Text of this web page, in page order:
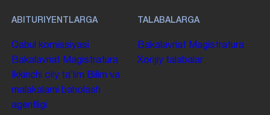
ABITURIYENTLARGA
Qabul komissiyasi
Bakalavriat Magistratura
Ikkinchi oliy taʼlim Bilim va
malakalarni baholash
agentligi
TALABALARGA
Bakalavriat Magistratura
Xorijiy talabalar